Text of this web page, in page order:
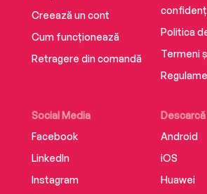
Creează un cont
Cum funcționează
Retragere din comandă
Social Media
Facebook
LinkedIn
Instagram
Android
iOS
Huawei
Politica
Termeni